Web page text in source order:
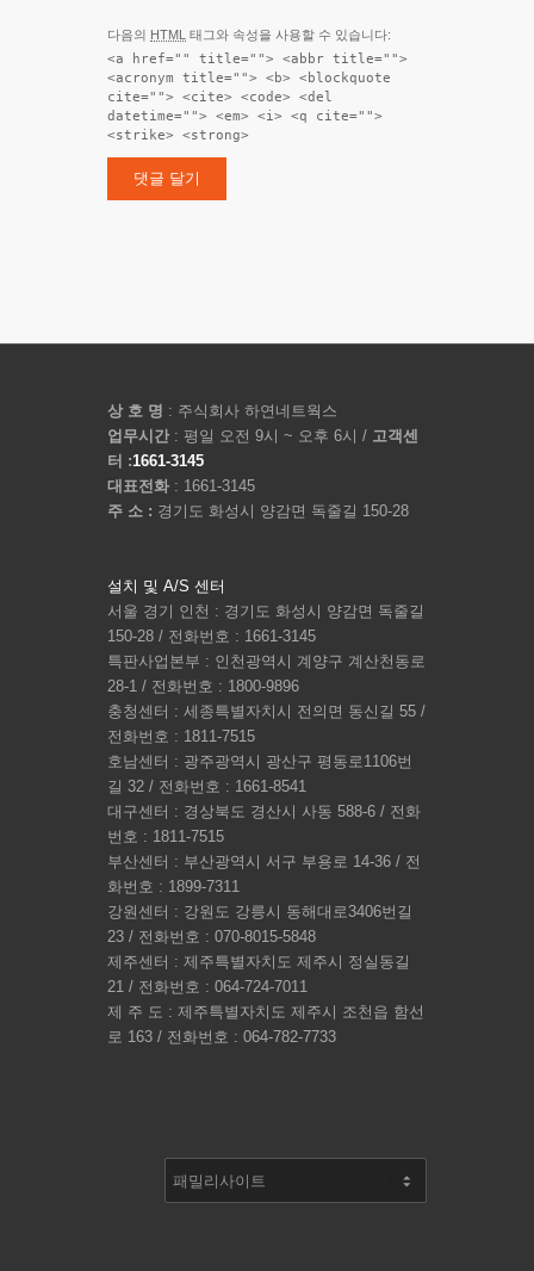
다음의 HTML 태그와 속성을 사용할 수 있습니다:
<a href="" title=""> <abbr title="">
<acronym title=""> <b> <blockquote
cite=""> <cite> <code> <del
datetime=""> <em> <i> <q cite="">
<strike> <strong>
상 호 명 : 주식회사 하연네트웍스
업무시간 : 평일 오전 9시 ~ 오후 6시 / 고객센
터 :1661-3145
대표전화 : 1661-3145
주 소 : 경기도 화성시 양감면 독줄길 150-28
설치 및 A/S 센터
서울 경기 인천 : 경기도 화성시 양감면 독줄길
150-28 / 전화번호 : 1661-3145
특판사업본부 : 인천광역시 계양구 계산천동로
28-1 / 전화번호 : 1800-9896
충청센터 : 세종특별자치시 전의면 동신길 55 /
전화번호 : 1811-7515
호남센터 : 광주광역시 광산구 평동로1106번
길 32 / 전화번호 : 1661-8541
대구센터 : 경상북도 경산시 사동 588-6 / 전화
번호 : 1811-7515
부산센터 : 부산광역시 서구 부용로 14-36 / 전
화번호 : 1899-7311
강원센터 : 강원도 강릉시 동해대로3406번길
23 / 전화번호 : 070-8015-5848
제주센터 : 제주특별자치도 제주시 정실동길
21 / 전화번호 : 064-724-7011
제 주 도 : 제주특별자치도 제주시 조천읍 함선
로 163 / 전화번호 : 064-782-7733